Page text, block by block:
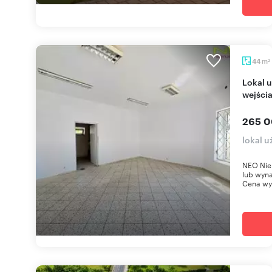
44 m2
Lokal użytkowy z dużą ekspozycją - parking i dwa
wejścia
265
lokal
NEO
lub
Cena